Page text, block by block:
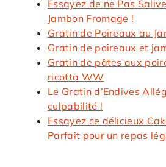
Essayez de ne Pas
Jambon Fromage !
Gratin de Poireaux au
Gratin de poireaux et
Gratin de pâtes aux
ricotta WW
Le Gratin d’Endives
culpabilité !
Essayez ce délicieux
Parfait pour un repas